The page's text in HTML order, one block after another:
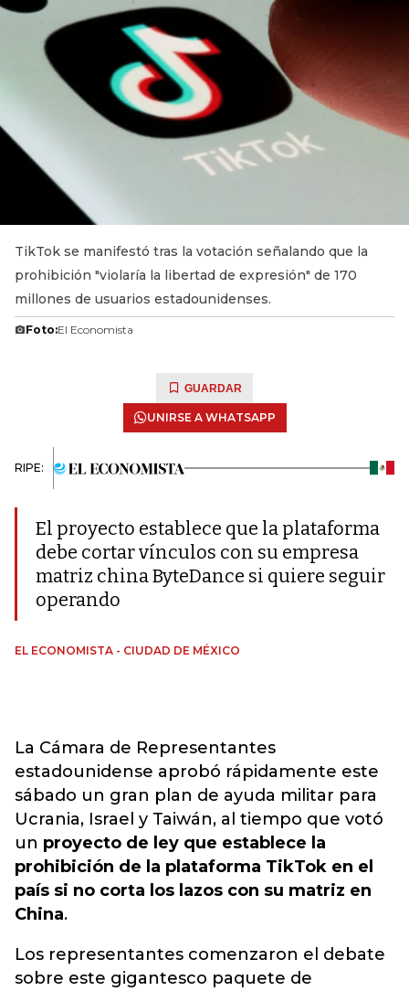
TikTok se manifestó tras la votación señalando que la
prohibición "violaría la libertad de expresión" de 170
millones de usuarios estadounidenses.
Foto:El Economista
GUARDAR
UNIRSE A WHATSAPP
RIPE:
El proyecto establece que la plataforma
debe cortar vínculos con su empresa
matriz china ByteDance si quiere seguir
operando
EL ECONOMISTA - CIUDAD DE MÉXICO
La Cámara de Representantes
estadounidense aprobó rápidamente este
sábado un gran plan de ayuda militar para
Ucrania, Israel y Taiwán, al tiempo que votó
un proyecto de ley que establece la
prohibición de la plataforma TikTok en el
país si no corta los lazos con su matriz en
China.
Los representantes comenzaron el debate
sobre este gigantesco paquete de